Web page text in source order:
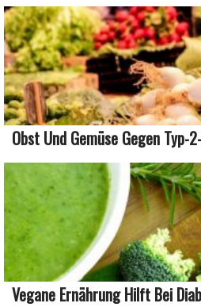
Obst Und Gemüse Gegen Typ-
Vegane Ernährung Hilft Bei